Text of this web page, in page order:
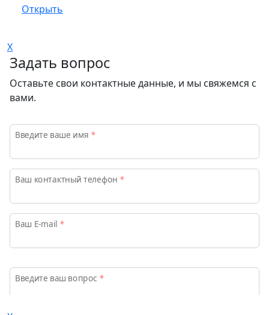
Открыть
Адрес
X
Задать вопрос
Оставьте свои контактные данные, и мы свяжемся с
вами.
Введите ваше имя *
Ваш контактный телефон *
Ваш E-mail *
Введите ваш вопрос *